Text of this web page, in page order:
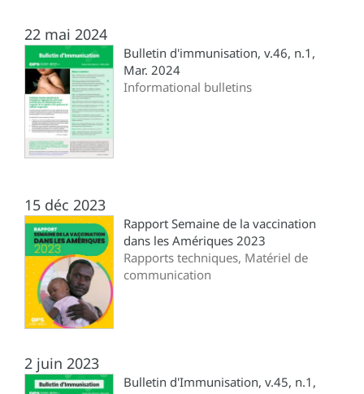
22 mai 2024
Bulletin d'immunisation, v.46, n.1,
Mar. 2024
Informational bulletins
15 déc 2023
Rapport Semaine de la vaccination
dans les Amériques 2023
Rapports techniques, Matériel de
communication
2 juin 2023
Bulletin d'Immunisation, v.45, n.1,